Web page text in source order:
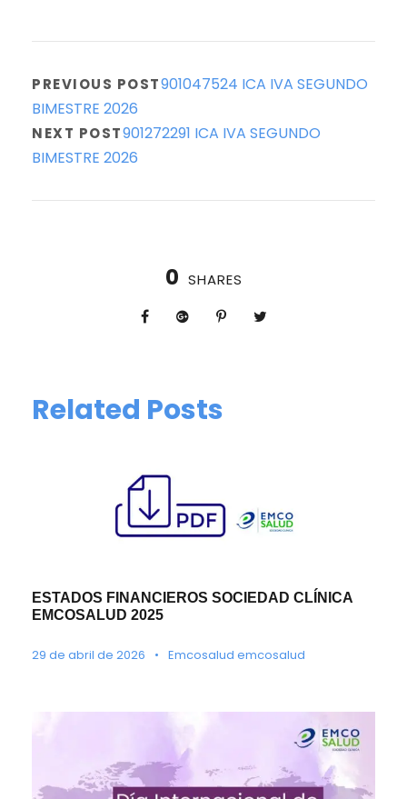
PREVIOUS POST901047524 ICA IVA SEGUNDO
BIMESTRE 2026
NEXT POST901272291 ICA IVA SEGUNDO
BIMESTRE 2026
0 SHARES
Related Posts
ESTADOS FINANCIEROS SOCIEDAD CLÍNICA
EMCOSALUD 2025
29 de abril de 2026 • Emcosalud emcosalud